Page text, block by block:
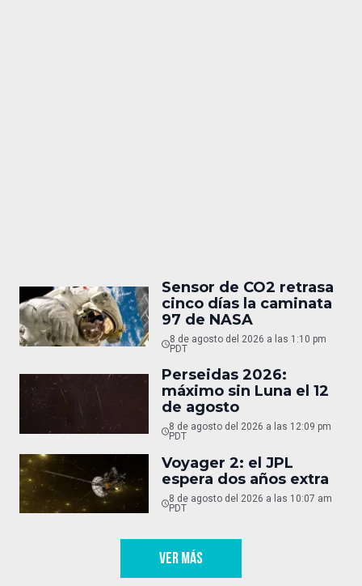
Sensor de CO2 retrasa
cinco días la caminata
97 de NASA
8 de agosto del 2026 a las 1:10 pm
PDT
Perseidas 2026:
máximo sin Luna el 12
de agosto
8 de agosto del 2026 a las 12:09 pm
PDT
Voyager 2: el JPL
espera dos años extra
8 de agosto del 2026 a las 10:07 am
PDT
VER MÁS